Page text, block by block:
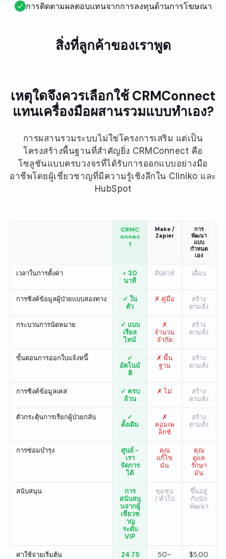
การติดตามผลตอบแทนจากการลงทุนด้านการโฆษณา
สิ่งที่ลูกค้าของเราพูด
เหตุใดจึงควรเลือกใช้ CRMConnect
แทนเครื่องมือผสานรวมแบบทำเอง?
การผสานรวมระบบไม่ใช่โครงการเสริม แต่เป็น
โครงสร้างพื้นฐานที่สำคัญยิ่ง CRMConnect คือ
โซลูชันแบบครบวงจรที่ได้รับการออกแบบอย่างมือ
อาชีพโดยผู้เชี่ยวชาญที่มีความรู้เชิงลึกใน Cliniko และ
HubSpot
CRMC
onnec
t
Make /
Zapier
การ
พัฒนา
แบบ
กำหนด
เอง
เวลาในการตั้งค่า
< 30
นาที
สัปดาห์ เดือน
การซิงค์ข้อมูลผู้ป่วยแบบสองทาง
✓ ใน
ตัว
✗ คู่มือ
สร้าง
ตามสั่ง
กระบวนการนัดหมาย
✓ แบบ
เรียล
ไทม์
✗
จำนวน
จำกัด
สร้าง
ตามสั่ง
ขั้นตอนการออกใบแจ้งหนี้
✓
อัตโนมั
ติ
✗ พื้น
ฐาน
สร้าง
ตามสั่ง
การซิงค์ข้อมูลเคส
✓ ครบ
ถ้วน
✗ ไม่
สร้าง
ตามสั่ง
ตัวกระตุ้นการเรียกผู้ป่วยกลับ
✓
ดั้งเดิม
✗
คอมเพ
ล็กซ์
สร้าง
ตามสั่ง
การซ่อมบำรุง
ศูนย์ -
เรา
จัดการ
ได้
คุณ
แก้ไข
มัน
คุณ
ดูแล
รักษา
มัน
สนับสนุน
การ
สนับสนุ
นจากผู้
เชี่ยวช
าญ
ระดับ
VIP
ชุมชน
/ ทั่วไป
ขึ้นอยู่
กับนัก
พัฒนา
ค่าใช้จ่ายเริ่มต้น
24.75
50–
$5,00